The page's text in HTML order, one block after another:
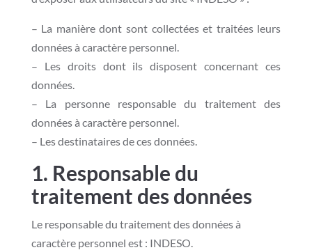
– La manière dont sont collectées et traitées leurs
données à caractère personnel.
– Les droits dont ils disposent concernant ces
données.
– La personne responsable du traitement des
données à caractère personnel.
– Les destinataires de ces données.
1. Responsable du
traitement des données
Le responsable du traitement des données à
caractère personnel est : INDESO.